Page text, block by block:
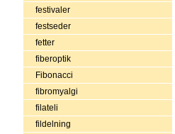
festivaler
festseder
fetter
fiberoptik
Fibonacci
fibromyalgi
filateli
fildelning